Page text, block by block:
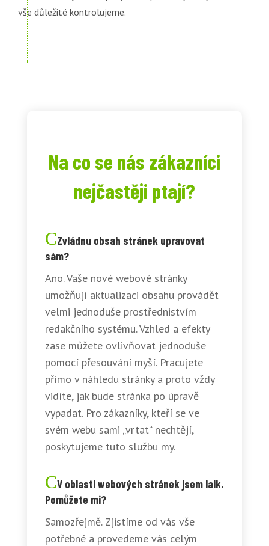
vše důležité kontrolujeme.
Na co se nás zákazníci
nejčastěji ptají?
Zvládnu obsah stránek upravovat
sám?
Ano. Vaše nové webové stránky
umožňují aktualizaci obsahu provádět
velmi jednoduše prostřednistvím
redakčního systému. Vzhled a efekty
zase můžete ovlivňovat jednoduše
pomocí přesouvání myší. Pracujete
přímo v náhledu stránky a proto vždy
vidíte, jak bude stránka po úpravě
vypadat. Pro zákazníky, kteří se ve
svém webu sami „vrtat“ nechtějí,
poskytujeme tuto službu my.
V oblasti webových stránek jsem laik.
Pomůžete mi?
Samozřejmě. Zjistíme od vás vše
potřebné a provedeme vás celým